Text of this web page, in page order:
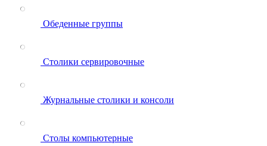
Обеденные группы
Столики сервировочные
Журнальные столики и консоли
Столы компьютерные